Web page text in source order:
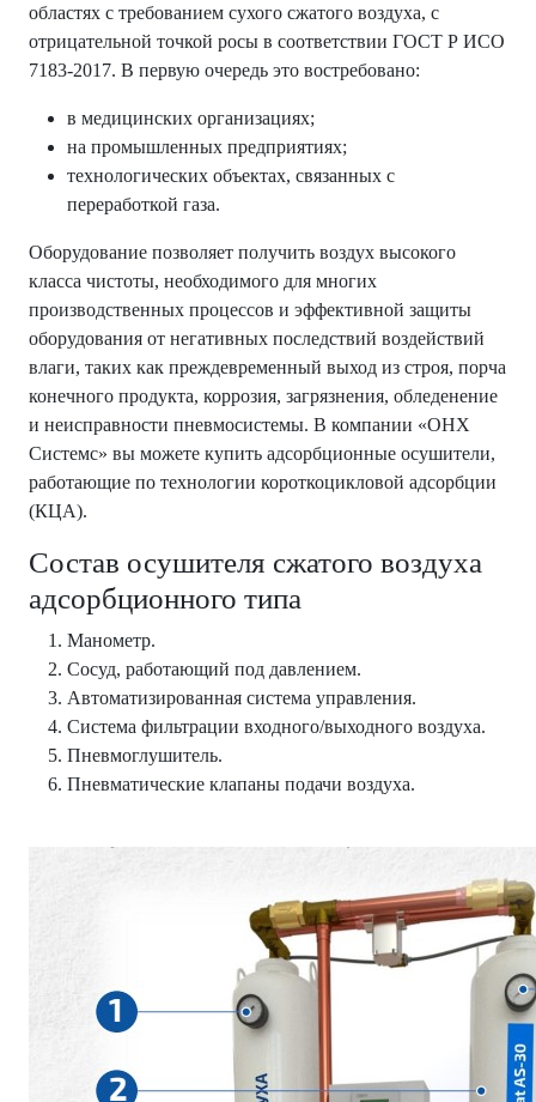
областях с требованием сухого сжатого воздуха, с
отрицательной точкой росы в соответствии ГОСТ Р ИСО
7183-2017. В первую очередь это востребовано:
в медицинских организациях;
на промышленных предприятиях;
технологических объектах, связанных с
переработкой газа.
Оборудование позволяет получить воздух высокого
класса чистоты, необходимого для многих
производственных процессов и эффективной защиты
оборудования от негативных последствий воздействий
влаги, таких как преждевременный выход из строя, порча
конечного продукта, коррозия, загрязнения, обледенение
и неисправности пневмосистемы. В компании «ОНХ
Системс» вы можете купить адсорбционные осушители,
работающие по технологии короткоцикловой адсорбции
(КЦА).
Состав осушителя сжатого воздуха
адсорбционного типа
Манометр.
Сосуд, работающий под давлением.
Автоматизированная система управления.
Система фильтрации входного/выходного воздуха.
Пневмоглушитель.
Пневматические клапаны подачи воздуха.